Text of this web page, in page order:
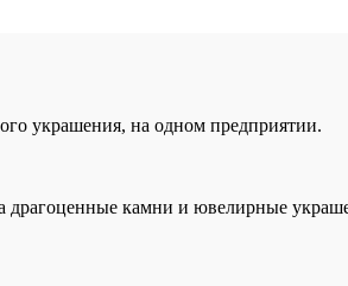
украшения, на одном предприятии.
камни и ювелирные